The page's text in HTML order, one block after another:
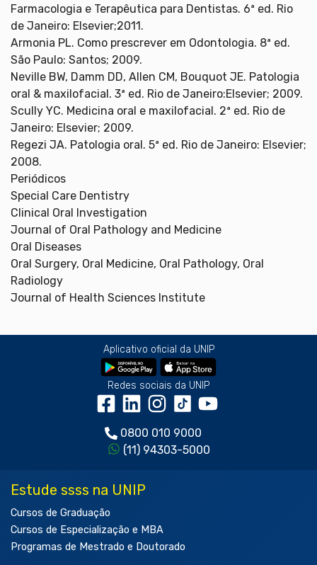
Farmacologia e Terapêutica para Dentistas. 6ª ed. Rio
de Janeiro: Elsevier;2011.
Armonia PL. Como prescrever em Odontologia. 8ª ed.
São Paulo: Santos; 2009.
Neville BW, Damm DD, Allen CM, Bouquot JE. Patologia
oral & maxilofacial. 3ª ed. Rio de Janeiro:Elsevier; 2009.
Scully YC. Medicina oral e maxilofacial. 2ª ed. Rio de
Janeiro: Elsevier; 2009.
Regezi JA. Patologia oral. 5ª ed. Rio de Janeiro: Elsevier;
2008.
Periódicos
Special Care Dentistry
Clinical Oral Investigation
Journal of Oral Pathology and Medicine
Oral Diseases
Oral Surgery, Oral Medicine, Oral Pathology, Oral
Radiology
Journal of Health Sciences Institute
Aplicativo oficial da UNIP
Redes sociais da UNIP
0800 010 9000
(11) 94303-5000
Estude ssss na UNIP
Cursos de Graduação
Cursos de Especialização e MBA
Programas de Mestrado e Doutorado